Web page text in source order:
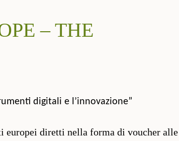
– THE
digitali e l’innovazione”
europei diretti nella forma di voucher alle